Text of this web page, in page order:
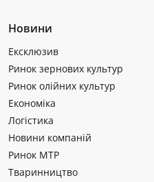
Новини
Ексклюзив
Ринок зернових культур
Ринок олійних культур
Економіка
Логістика
Новини компаній
Ринок МТР
Тваринництво